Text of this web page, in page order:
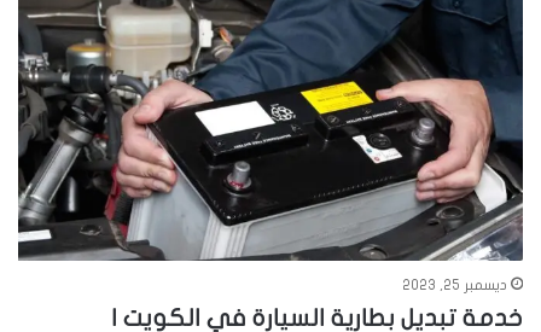
ديسمبر 25, 2023
خدمة تبديل بطارية السيارة في الكويت |